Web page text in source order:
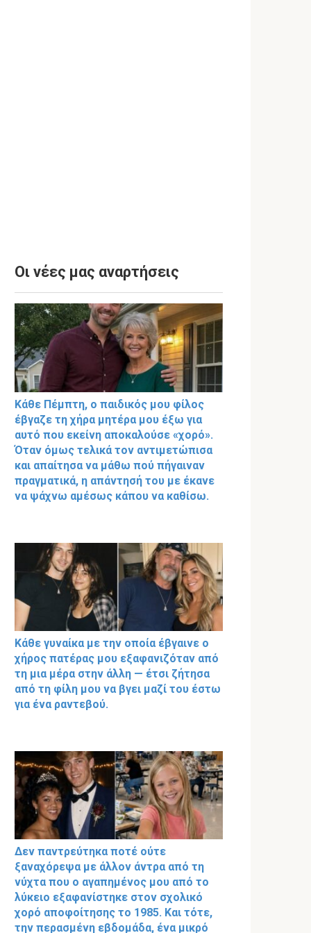
Οι νέες μας αναρτήσεις
Κάθε Πέμπτη, ο παιδικός μου φίλος
έβγαζε τη χήρα μητέρα μου έξω για
αυτό που εκείνη αποκαλούσε «χορό».
Όταν όμως τελικά τον αντιμετώπισα
και απαίτησα να μάθω πού πήγαιναν
πραγματικά, η απάντησή του με έκανε
να ψάχνω αμέσως κάπου να καθίσω.
Κάθε γυναίκα με την οποία έβγαινε ο
χήρος πατέρας μου εξαφανιζόταν από
τη μια μέρα στην άλλη — έτσι ζήτησα
από τη φίλη μου να βγει μαζί του έστω
για ένα ραντεβού.
Δεν παντρεύτηκα ποτέ ούτε
ξαναχόρεψα με άλλον άντρα από τη
νύχτα που ο αγαπημένος μου από το
λύκειο εξαφανίστηκε στον σχολικό
χορό αποφοίτησης το 1985. Και τότε,
την περασμένη εβδομάδα, ένα μικρό